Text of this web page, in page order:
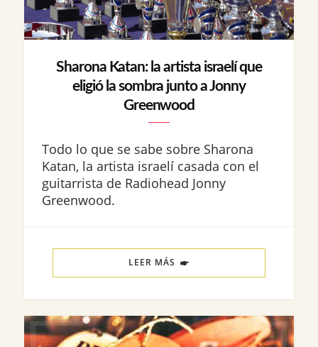
Sharona Katan: la artista israelí que
eligió la sombra junto a Jonny
Greenwood
Todo lo que se sabe sobre Sharona
Katan, la artista israelí casada con el
guitarrista de Radiohead Jonny
Greenwood.
LEER MÁS